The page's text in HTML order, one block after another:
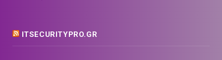
ITSECURITYPRO.GR